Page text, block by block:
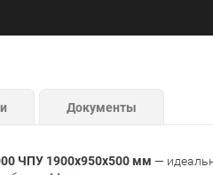
Документы
ЧПУ 1900x950x500 мм —